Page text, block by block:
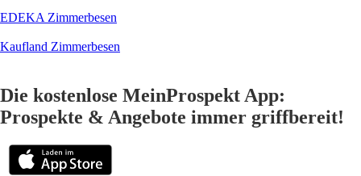
EDEKA Zimmerbesen
Kaufland Zimmerbesen
Die kostenlose MeinProspekt App:
Prospekte & Angebote immer griffbereit!